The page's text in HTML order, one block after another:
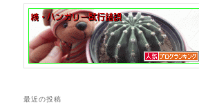
最近の投稿